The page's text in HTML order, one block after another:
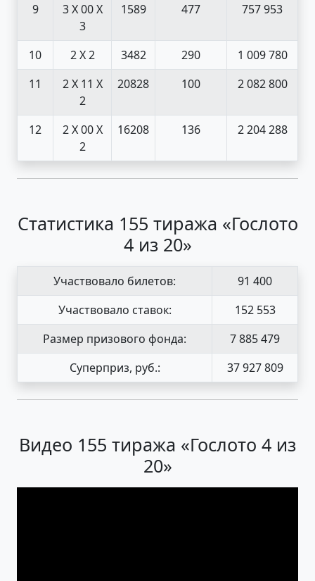
9 3 X 00 X
3
1589 477 757 953
10 2 X 2 3482 290
1 009 780
11
2 X 11 X
2
20828 100 2 082 800
12 2 X 00 X
2
16208 136 2 204 288
Статистика 155 тиража «Гослото
4 из 20»
Участвовало билетов:
91 400
Участвовало ставок:
152 553
Размер призового фонда:
7 885 479
Суперприз, руб.:
37 927 809
Видео 155 тиража «Гослото 4 из
20»